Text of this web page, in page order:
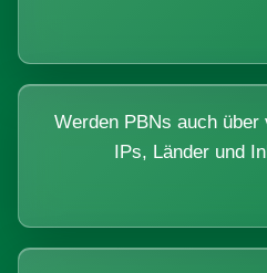
Werden PBNs auch
IPs, Länder und